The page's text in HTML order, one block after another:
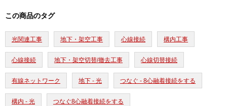
この商品のタグ
光関連工事 地下・架空工事 心線接続 構内工事
心線接続 地下・架空切替/撤去工事 心線切替接続
有線ネットワーク 地下 - 光 つなぐ - 8心融着接続をする
構内 - 光 つなぐ8心融着接続をする